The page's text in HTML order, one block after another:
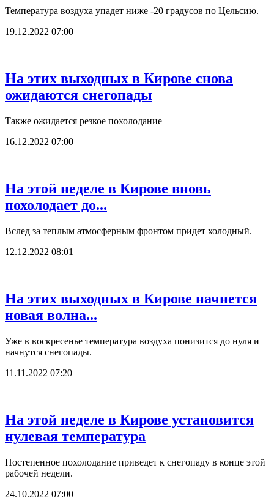
Температура воздуха упадет ниже -20 градусов по Цельсию.
19.12.2022 07:00
На этих выходных в Кирове снова
ожидаются снегопады
Также ожидается резкое похолодание
16.12.2022 07:00
На этой неделе в Кирове вновь
похолодает до...
Вслед за теплым атмосферным фронтом придет холодный.
12.12.2022 08:01
На этих выходных в Кирове начнется
новая волна...
Уже в воскресенье температура воздуха понизится до нуля и
начнутся снегопады.
11.11.2022 07:20
На этой неделе в Кирове установится
нулевая температура
Постепенное похолодание приведет к снегопаду в конце этой
рабочей недели.
24.10.2022 07:00